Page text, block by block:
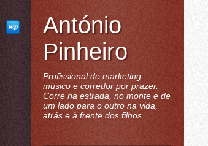
António
Pinheiro
Profissional de marketing,
músico e corredor por prazer.
Corre na estrada, no monte e de
um lado para o outro na vida,
atrás e à frente dos filhos.